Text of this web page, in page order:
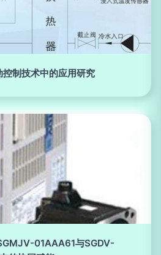
制技术中的应用研究
01AAA61与SGDV-